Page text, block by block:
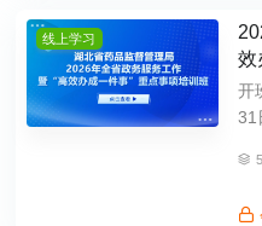
线上学习
效
开
31